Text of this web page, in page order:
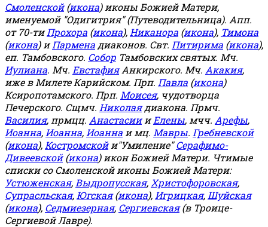
Смоленской(икона) иконы Божией Матери,
именуемой "Одигитрия" (Путеводительница). Апп.
от 70-тиПрохора (икона), Никанора (икона), Тимона
(икона) иПармена диаконов. Свт. Питирима (икона),
еп. Тамбовского. Собор Тамбовских святых. Мч.
Иулиана. Мч. ЕвстафияАнкирского. Мч. Акакия,
иже в Милете Карийском. Прп. Павла (икона)
Ксиропотамского. Прп. Моисея, чудотворца
Печерского. Сщмч. Николаядиакона. Прмч.
Василия, прмцц. АнастасиииЕлены, мчч. Арефы,
Иоанна, Иоанна, Иоанна и мц. Мавры. Гребневской
(икона), Костромскойи"Умиление"Серафимо-
Дивеевской(икона) икон Божией Матери. Чтимые
списки со Смоленской иконы Божией Матери:
Устюженская, Выдропусская, Христофоровская,
Супрасльская, Югская(икона), Игрицкая, Шуйская
(икона), Седмиезерная, Сергиевская(в Троице-
Сергиевой Лавре).